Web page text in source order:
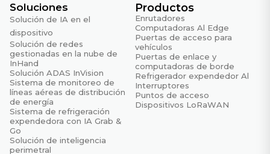
ESD
Nivel 2
Caída libre
IEC 60068-2-32
Choque
IEC 60068-2-27
Aumento
Soluciones
Solución de IA en el
dispositivo
Solución de redes
gestionadas en la nube de
InHand
Solución ADAS InVision
Sistema de monitoreo de
líneas aéreas de distribución
de energía
Sistema de refrigeración
expendedora con IA Grab &
Go
Solución de inteligencia
perimetral
Productos
Enrutadores
Computadoras Al Edge
Puertas de acceso para
vehículos
Puertas de enlace y
computadoras de borde
Refrigerador expendedor Al
Interruptores
Puntos de acceso
Dispositivos LoRaWAN